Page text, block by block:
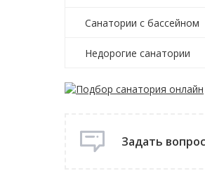
Санатории с бассейном
Недорогие санатории
Задать вопрос